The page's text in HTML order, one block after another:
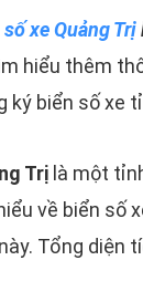
xe Quảng Trị
hiểu thêm
ký biển số xe
Trịlà một
về biển số
Tổng diện